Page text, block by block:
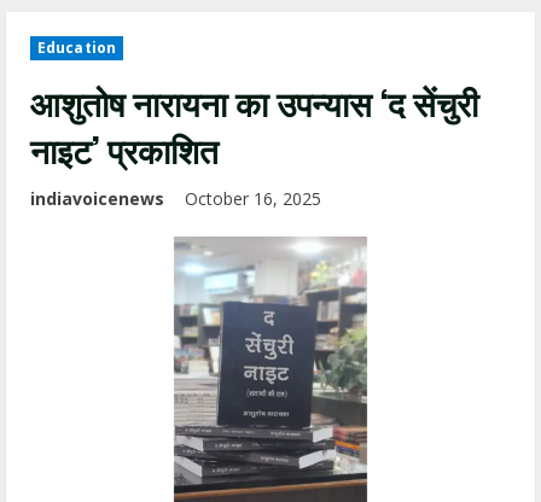
Education
आशुतोष नारायना का उपन्यास ‘द सेंचुरी
नाइट’ प्रकाशित
indiavoicenews October 16, 2025